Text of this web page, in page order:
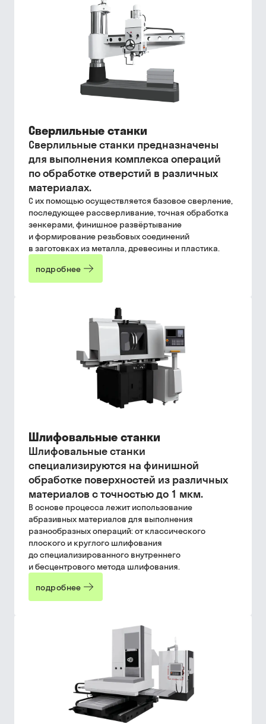
Сверлильные станки
Сверлильные станки предназначены
для выполнения комплекса операций
по обработке отверстий в различных
материалах.
С их помощью осуществляется базовое сверление,
последующее рассверливание, точная обработка
зенкерами, финишное развёртывание
и формирование резьбовых соединений
в заготовках из металла, древесины и пластика.
подробнее
Шлифовальные станки
Шлифовальные станки
специализируются на финишной
обработке поверхностей из различных
материалов с точностью до 1 мкм.
В основе процесса лежит использование
абразивных материалов для выполнения
разнообразных операций: от классического
плоского и круглого шлифования
до специализированного внутреннего
и бесцентрового метода шлифования.
подробнее